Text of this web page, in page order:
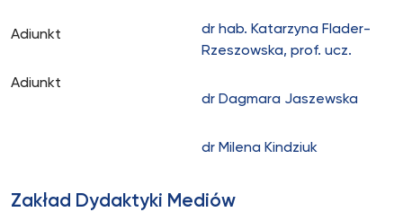
Adiunkt
Adiunkt
dr hab. Katarzyna Flader-
Rzeszowska, prof. ucz.
dr Dagmara Jaszewska
dr Milena Kindziuk
Zakład Dydaktyki Mediów